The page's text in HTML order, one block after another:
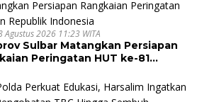
Agustus 2026 11:23 WITA
Sulbar Matangkan Persiapan
Peringatan HUT ke-81